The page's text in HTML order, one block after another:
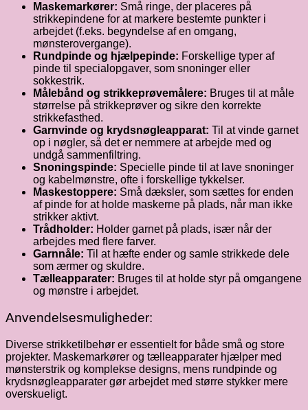
Maskemarkører: Små ringe, der placeres på
strikkepindene for at markere bestemte punkter i
arbejdet (f.eks. begyndelse af en omgang,
mønsterovergange).
Rundpinde og hjælpepinde: Forskellige typer af
pinde til specialopgaver, som snoninger eller
sokkestrik.
Målebånd og strikkeprøvemålere: Bruges til at måle
størrelse på strikkeprøver og sikre den korrekte
strikkefasthed.
Garnvinde og krydsnøgleapparat: Til at vinde garnet
op i nøgler, så det er nemmere at arbejde med og
undgå sammenfiltring.
Snoningspinde: Specielle pinde til at lave snoninger
og kabelmønstre, ofte i forskellige tykkelser.
Maskestoppere: Små dæksler, som sættes for enden
af pinde for at holde maskerne på plads, når man ikke
strikker aktivt.
Trådholder: Holder garnet på plads, især når der
arbejdes med flere farver.
Garnnåle: Til at hæfte ender og samle strikkede dele
som ærmer og skuldre.
Tælleapparater: Bruges til at holde styr på omgangene
og mønstre i arbejdet.
Anvendelsesmuligheder:
Diverse strikketilbehør er essentielt for både små og store
projekter. Maskemarkører og tælleapparater hjælper med
mønsterstrik og komplekse designs, mens rundpinde og
krydsnøgleapparater gør arbejdet med større stykker mere
overskueligt.